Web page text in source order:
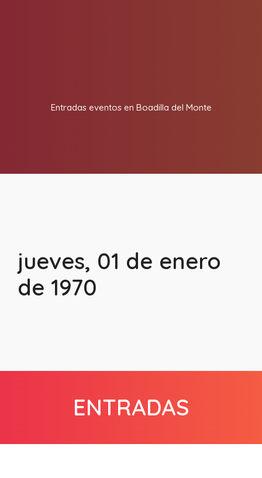
Entradas eventos en Boadilla del Monte
jueves, 01 de enero
de 1970
ENTRADAS